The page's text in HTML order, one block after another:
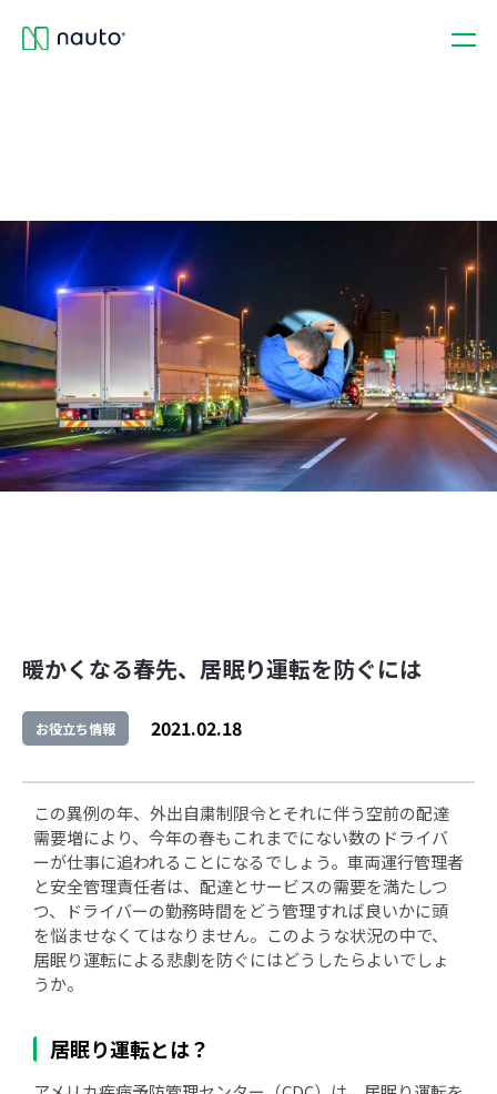
暖かくなる春先、居眠り運転を防ぐには
お役立ち情報 2021.02.18
この異例の年、外出自粛制限令とそれに伴う空前の配達
需要増により、今年の春もこれまでにない数のドライバ
ーが仕事に追われることになるでしょう。車両運行管理者
と安全管理責任者は、配達とサービスの需要を満たしつ
つ、ドライバーの勤務時間をどう管理すれば良いかに頭
を悩ませなくてはなりません。このような状況の中で、
居眠り運転による悲劇を防ぐにはどうしたらよいでしょ
うか。
居眠り運転とは？